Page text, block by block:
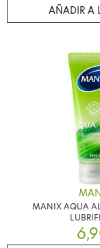
AÑADIR A
MANIX AQUA